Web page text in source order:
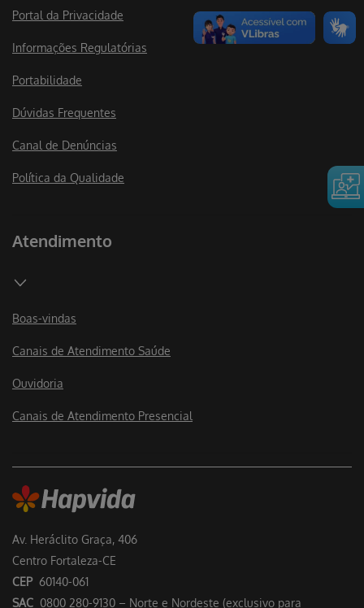
Av. Heráclito Graça, 406
Centro Fortaleza-CE
CEP 60140-061
SAC 0800 280-9130 – Norte e Nordeste (exclusivo para
Portal da Privacidade
Informações Regulatórias
Portabilidade
Dúvidas Frequentes
Canal de Denúncias
Política da Qualidade
Atendimento
Boas-vindas
Canais de Atendimento Saúde
Ouvidoria
Canais de Atendimento Presencial